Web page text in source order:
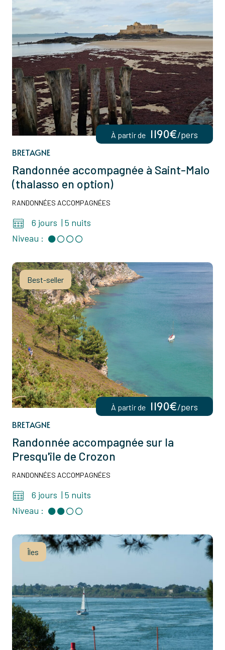
BRETAGNE
Randonnée accompagnée à Saint-Malo
(thalasso en option)
RANDONNÉES ACCOMPAGNÉES
6 jours | 5 nuits
Niveau :
À partir de 1190€/pers
Best-seller
BRETAGNE
Randonnée accompagnée sur la
Presqu'île de Crozon
RANDONNÉES ACCOMPAGNÉES
6 jours | 5 nuits
Niveau :
À partir de 1190€/pers
Îles